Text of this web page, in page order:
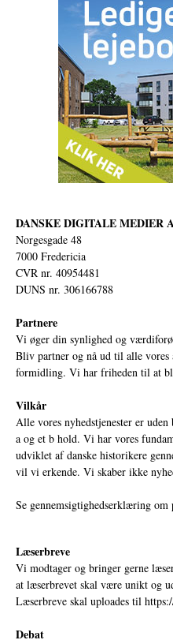
DANSKE DIGITALE MEDIER
Norgesgade 48
7000 Fredericia
CVR nr. 40954481
DUNS nr. 306166788
Partnere
Vi øger din synlighed og
Bliv partner og nå ud til alle
formidling. Vi har friheden til at
Vilkår
Alle vores nyhedstjenester er
a og et b hold. Vi har vores
udviklet af danske historikere
vil vi erkende. Vi skaber ikke
Se gennemsigtighedserklæring
Læserbreve
Vi modtager og bringer gerne
at læserbrevet skal være unikt og
Læserbreve skal uploades til
Debat